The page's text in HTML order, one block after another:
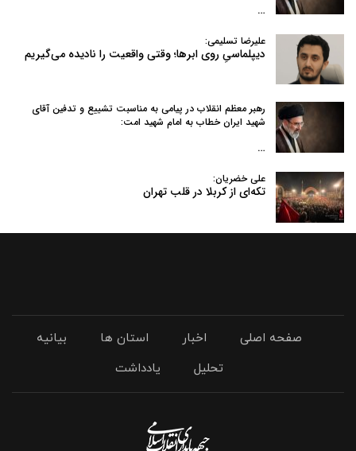
…
علیرضا تسلیمی:
دیپلماسیِ روی ابرها؛ وقتی واقعیت را نادیده می‌گیریم
رهبر معظم انقلاب در پیامی به‌ مناسبت تشییع و تدفین آقای
شهید ایران خطاب به امام شهید امت:
…
علی خضریان:
تکه‌ای از کربلا در قلب تهران
صفحه اصلی اخبار استان ها
بیانیه
تحلیل
یادداشت